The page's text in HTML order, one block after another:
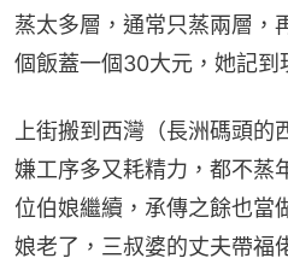
蒸太多層，通常只蒸兩層，
個飯蓋一個30大元，她記到
上街搬到西灣（長洲碼頭
嫌工序多又耗精力，都不蒸
位伯娘繼續，承傳之餘也當
娘老了，三叔婆的丈夫帶福